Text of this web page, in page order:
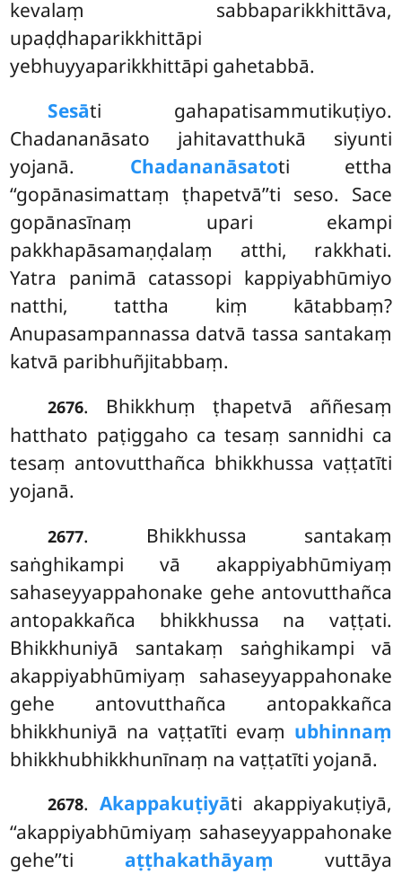
kevalaṃ sabbaparikkhittāva,
upaḍḍhaparikkhittāpi
yebhuyyaparikkhittāpi gahetabbā.
Sesāti gahapatisammutikuṭiyo.
Chadananāsato jahitavatthukā siyunti
yojanā. Chadananāsatoti ettha
‘‘gopānasimattaṃ ṭhapetvā’’ti seso. Sace
gopānasīnaṃ upari ekampi
pakkhapāsamaṇḍalaṃ atthi, rakkhati.
Yatra panimā catassopi kappiyabhūmiyo
natthi, tattha kiṃ kātabbaṃ?
Anupasampannassa datvā tassa santakaṃ
katvā paribhuñjitabbaṃ.
2676. Bhikkhuṃ ṭhapetvā aññesaṃ
hatthato paṭiggaho ca tesaṃ sannidhi ca
tesaṃ antovutthañca bhikkhussa vaṭṭatīti
yojanā.
2677. Bhikkhussa santakaṃ
saṅghikampi vā akappiyabhūmiyaṃ
sahaseyyappahonake gehe antovutthañca
antopakkañca bhikkhussa na vaṭṭati.
Bhikkhuniyā santakaṃ saṅghikampi vā
akappiyabhūmiyaṃ sahaseyyappahonake
gehe antovutthañca antopakkañca
bhikkhuniyā na vaṭṭatīti evaṃ ubhinnaṃ
bhikkhubhikkhunīnaṃ na vaṭṭatīti yojanā.
2678. Akappakuṭiyāti akappiyakuṭiyā,
‘‘akappiyabhūmiyaṃ sahaseyyappahonake
gehe’’ti aṭṭhakathāyaṃ vuttāya